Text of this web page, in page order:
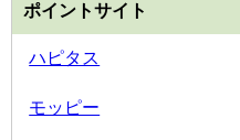
ポイントサイト
ハピタス
モッピー